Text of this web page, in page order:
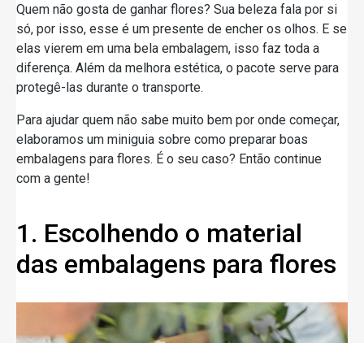
Quem não gosta de ganhar flores? Sua beleza fala por si
só, por isso, esse é um presente de encher os olhos. E se
elas vierem em uma bela embalagem, isso faz toda a
diferença. Além da melhora estética, o pacote serve para
protegê-las durante o transporte.
Para ajudar quem não sabe muito bem por onde começar,
elaboramos um miniguia sobre como preparar boas
embalagens para flores. É o seu caso? Então continue
com a gente!
1. Escolhendo o material
das embalagens para flores